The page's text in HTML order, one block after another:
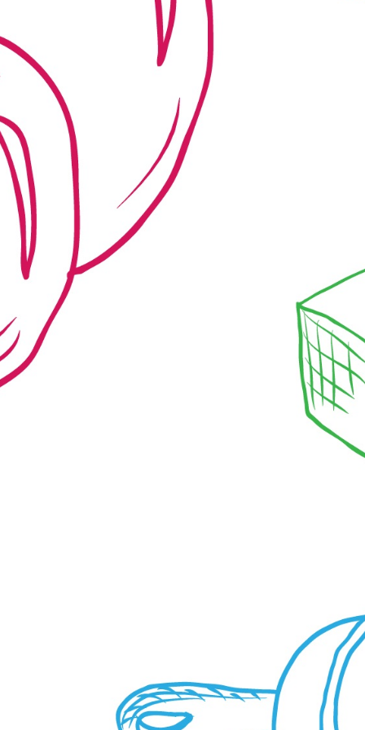
wolne miejsca a dziecko w dniu 1
września 2026 r będzie miało
ukończone 2,5 roku Przedszkole w
bieżącym roku szkolnym jest
czynne w godzinach 6.30-16.00,
ale godziny mogą być
dostosowane do Państwa